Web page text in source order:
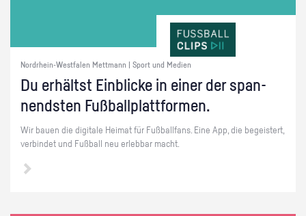
Nordrhein-Westfalen Mettmann | Sport und Medien
Du er­hältst Ein­bli­cke in einer der span­
nends­ten Fuß­ball­platt­for­men.
Wir bauen die di­gi­ta­le Hei­mat für Fuß­ball­fans. Eine App, die be­geis­tert,
ver­bin­det und Fuß­ball neu er­leb­bar macht.